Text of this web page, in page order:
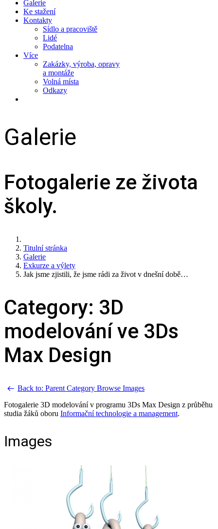
Galerie
Ke stažení
Kontakty
Sídlo a pracoviště
Lidé
Podatelna
Více
Zakázky, výroba, opravy
a montáže
Volná místa
Odkazy
Galerie
Fotogalerie ze života
školy.
Titulní stránka
Galerie
Exkurze a výlety
Jak jsme zjistili, že jsme rádi za život v dnešní době…
Category: 3D
modelování ve 3Ds
Max Design
Back to: Parent Category Browse Images
Fotogalerie 3D modelování v programu 3Ds Max Design z průběhu
studia žáků oboru Informační technologie a management.
Images